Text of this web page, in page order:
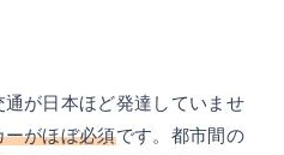
が日本ほど発達していませ
ーがほぼ必須です。都市間の